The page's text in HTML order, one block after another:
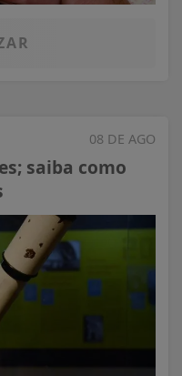
08 DE AGO
saiba como